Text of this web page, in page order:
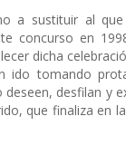
a sustituir al
concurso en
dicha
ido tomando
desfilan y
que finaliza en